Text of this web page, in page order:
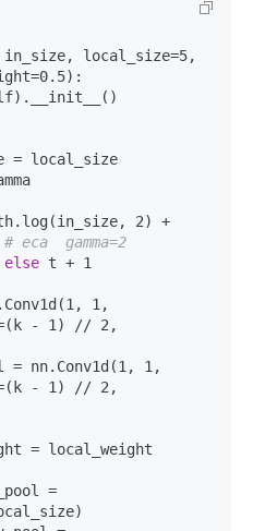
# eca  gamma=2
else t + 1
- 1) // 2,
- 1) // 2,